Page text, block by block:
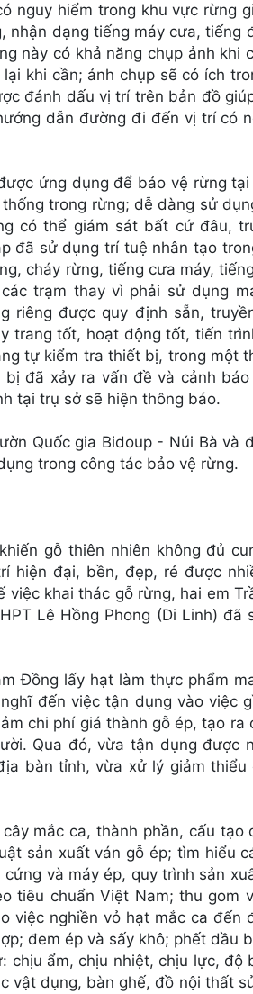
nguy hiểm trong khu vực rừng
nhận dạng tiếng máy cưa, tiếng
này có khả năng chụp ảnh khi
khi cần; ảnh chụp sẽ có ích
đánh dấu vị trí trên bản đồ
dẫn đường đi đến vị trí có
ứng dụng để bảo vệ rừng
trong rừng; dễ dàng sử
có thể giám sát bất cứ đâu,
đã sử dụng trí tuệ nhân tạo
cháy rừng, tiếng cưa máy,
trạm thay vì phải sử dụng
riêng được quy định sẵn,
trang tốt, hoạt động tốt, tiến
tự kiểm tra thiết bị, trong một
đã xảy ra vấn đề và cảnh
tại trụ sở sẽ hiện thông báo.
Quốc gia Bidoup - Núi Bà và
trong công tác bảo vệ rừng.
gỗ thiên nhiên không đủ
hiện đại, bền, đẹp, rẻ được
việc khai thác gỗ rừng, hai em
Lê Hồng Phong (Di Linh) đã
Đồng lấy hạt làm thực phẩm
đến việc tận dụng vào việc
chi phí giá thành gỗ ép, tạo ra
Qua đó, vừa tận dụng được
bàn tỉnh, vừa xử lý giảm thiểu
mắc ca, thành phần, cấu tạo
sản xuất ván gỗ ép; tìm hiểu
và máy ép, quy trình sản
tiêu chuẩn Việt Nam; thu gom
việc nghiền vỏ hạt mắc ca đến
đem ép và sấy khô; phết dầu
chịu ẩm, chịu nhiệt, chịu lực, độ
vật dụng, bàn ghế, đồ nội thất